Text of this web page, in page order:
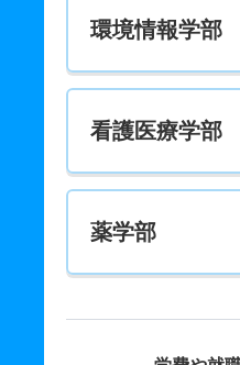
環境情報学部
看護医療学部
薬学部